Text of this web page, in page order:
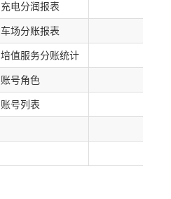
充电分润报表
车场分账报表
培值服务分账统计
账号角色
账号列表